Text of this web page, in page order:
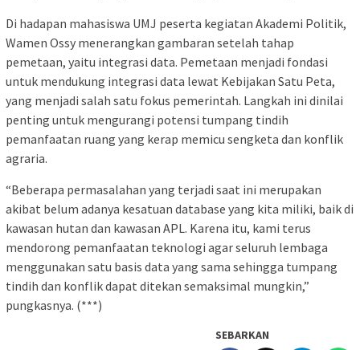
Di hadapan mahasiswa UMJ peserta kegiatan Akademi Politik,
Wamen Ossy menerangkan gambaran setelah tahap
pemetaan, yaitu integrasi data. Pemetaan menjadi fondasi
untuk mendukung integrasi data lewat Kebijakan Satu Peta,
yang menjadi salah satu fokus pemerintah. Langkah ini dinilai
penting untuk mengurangi potensi tumpang tindih
pemanfaatan ruang yang kerap memicu sengketa dan konflik
agraria.
“Beberapa permasalahan yang terjadi saat ini merupakan
akibat belum adanya kesatuan database yang kita miliki, baik di
kawasan hutan dan kawasan APL. Karena itu, kami terus
mendorong pemanfaatan teknologi agar seluruh lembaga
menggunakan satu basis data yang sama sehingga tumpang
tindih dan konflik dapat ditekan semaksimal mungkin,”
pungkasnya. (***)
SEBARKAN